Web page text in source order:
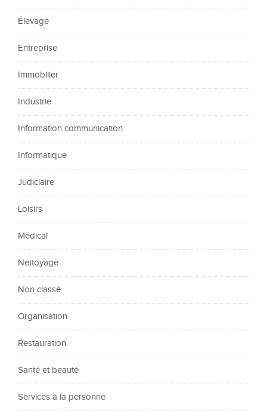
Élevage
Entreprise
Immobilier
Industrie
Information communication
Informatique
Judiciaire
Loisirs
Médical
Nettoyage
Non classé
Organisation
Restauration
Santé et beauté
Services à la personne